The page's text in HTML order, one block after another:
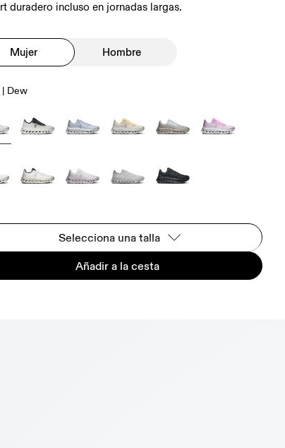
duradero incluso en jornadas largas.
Mujer Hombre
| Dew
Selecciona una talla
Añadir a la cesta